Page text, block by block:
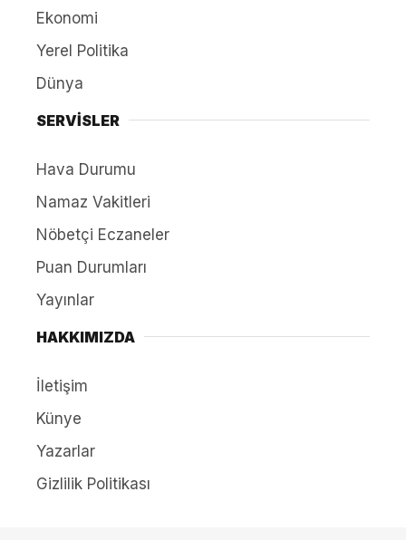
Ekonomi
Yerel Politika
Dünya
SERVİSLER
Hava Durumu
Namaz Vakitleri
Nöbetçi Eczaneler
Puan Durumları
Yayınlar
HAKKIMIZDA
İletişim
Künye
Yazarlar
Gizlilik Politikası